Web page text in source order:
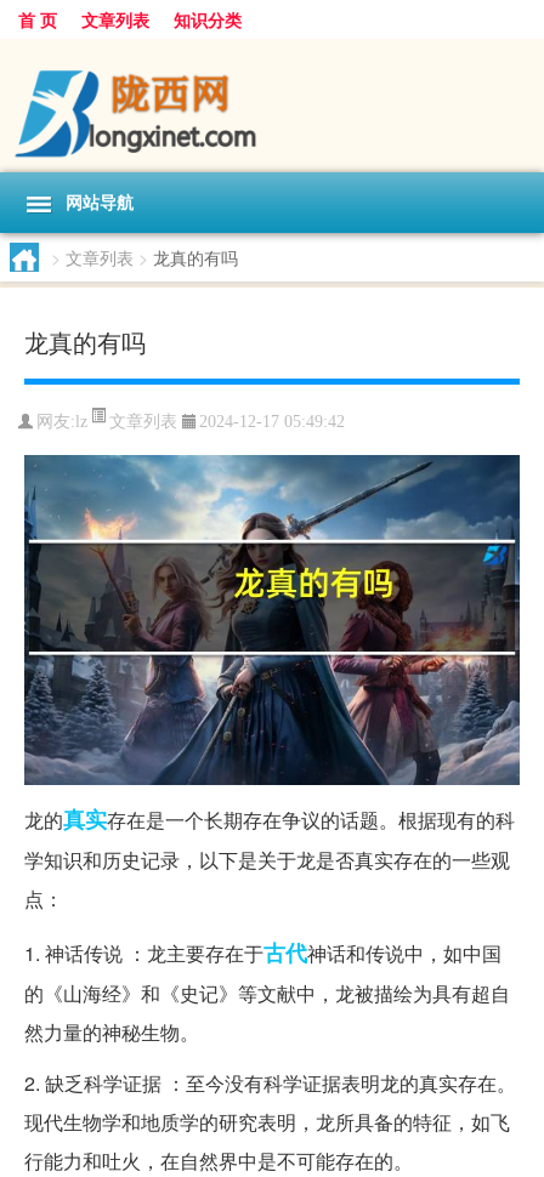
首 页 文章列表 知识分类
网站导航
> 文章列表 > 龙真的有吗
龙真的有吗
网友: lz 文章列表 2024-12-17 05:49:42
龙的真实存在是一个长期存在争议的话题。根据现有的科
学知识和历史记录，以下是关于龙是否真实存在的一些观
点：
1. 神话传说 ：龙主要存在于古代神话和传说中，如中国
的《山海经》和《史记》等文献中，龙被描绘为具有超自
然力量的神秘生物。
2. 缺乏科学证据 ：至今没有科学证据表明龙的真实存在。
现代生物学和地质学的研究表明，龙所具备的特征，如飞
行能力和吐火，在自然界中是不可能存在的。